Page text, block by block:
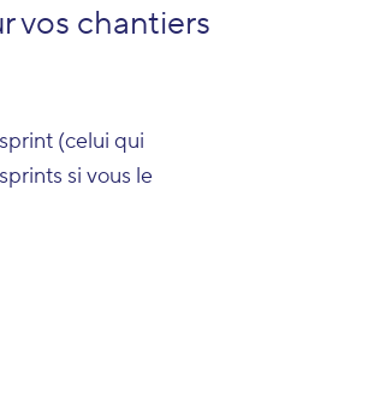
vos chantiers
(celui qui
si vous le